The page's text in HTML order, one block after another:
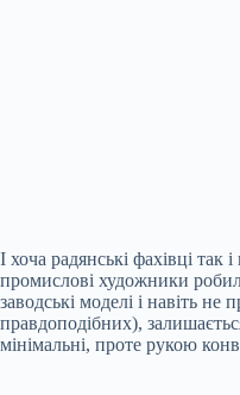
І хоча радянські фахівці
промислові художники
заводські моделі і навіть
правдоподібних),
мінімальні, проте рукою